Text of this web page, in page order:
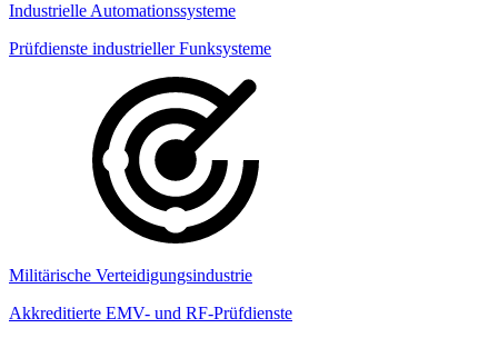
Industrielle Automationssysteme
Prüfdienste industrieller Funksysteme
Militärische Verteidigungsindustrie
Akkreditierte EMV- und RF-Prüfdienste